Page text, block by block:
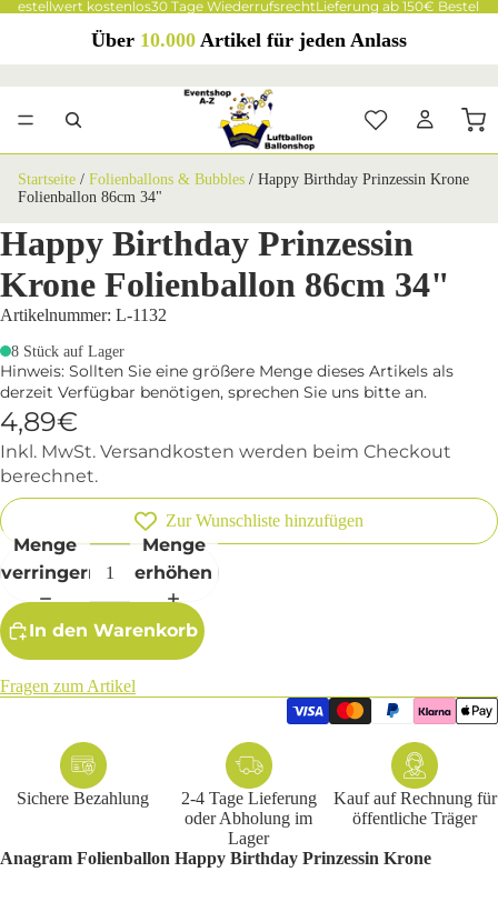
Bestellwert kostenlos30 Tage WiederrufsrechtLieferung ab 150€
Über 10.000 Artikel für jeden Anlass
Startseite / Folienballons & Bubbles / Happy Birthday Prinzessin Krone
Folienballon 86cm 34"
Happy Birthday Prinzessin
Krone Folienballon 86cm 34"
Artikelnummer: L-1132
8 Stück auf Lager
Hinweis: Sollten Sie eine größere Menge dieses Artikels als
derzeit Verfügbar benötigen, sprechen Sie uns bitte an.
4,89€
Inkl. MwSt. Versandkosten werden beim Checkout
berechnet.
Zur Wunschliste hinzufügen
Menge
verringern
Menge
erhöhen
In den Warenkorb
Fragen zum Artikel
Sichere Bezahlung
2-4 Tage Lieferung
oder Abholung im
Lager
Kauf auf Rechnung für
öffentliche Träger
Anagram Folienballon Happy Birthday Prinzessin Krone